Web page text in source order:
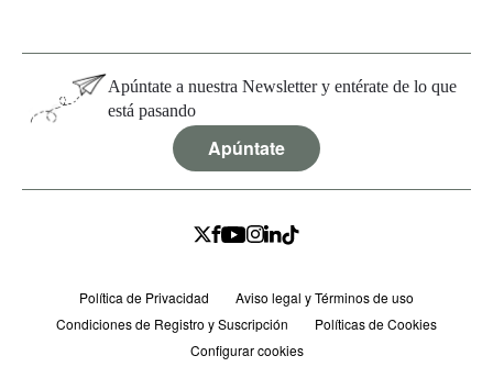
Apúntate a nuestra Newsletter y entérate de lo que
está pasando
Apúntate
Política de Privacidad
Aviso legal y Términos de uso
Condiciones de Registro y Suscripción
Políticas de Cookies
Configurar cookies